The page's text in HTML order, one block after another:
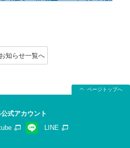
お知らせ一覧へ
ページトップへ
式アカウント
LINE